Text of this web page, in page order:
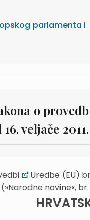
parlamenta i
o
veljače
Uredbe (EU)
novine«, br.